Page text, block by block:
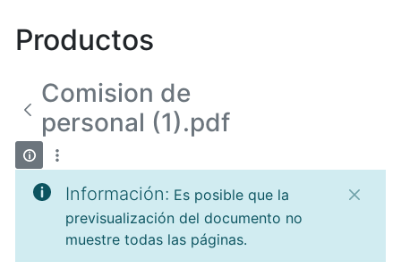
Productos
Comision de
personal (1).pdf
Información: Es posible que la
previsualización del documento no
muestre todas las páginas.